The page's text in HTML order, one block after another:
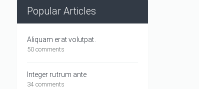
Popular Articles
Aliquam erat volutpat.
50 comments
Integer rutrum ante
34 comments